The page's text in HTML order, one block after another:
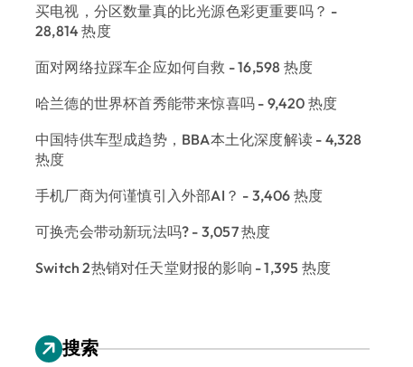
买电视，分区数量真的比光源色彩更重要吗？ -
28,814 热度
面对网络拉踩车企应如何自救 - 16,598 热度
哈兰德的世界杯首秀能带来惊喜吗 - 9,420 热度
中国特供车型成趋势，BBA本土化深度解读 - 4,328
热度
手机厂商为何谨慎引入外部AI？ - 3,406 热度
可换壳会带动新玩法吗? - 3,057 热度
Switch 2热销对任天堂财报的影响 - 1,395 热度
搜索